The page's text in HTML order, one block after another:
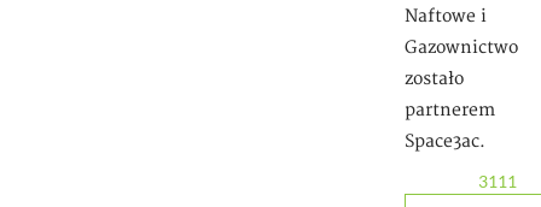
Naftowe i
Gazownictwo
zostało
partnerem
Space3ac.
3111